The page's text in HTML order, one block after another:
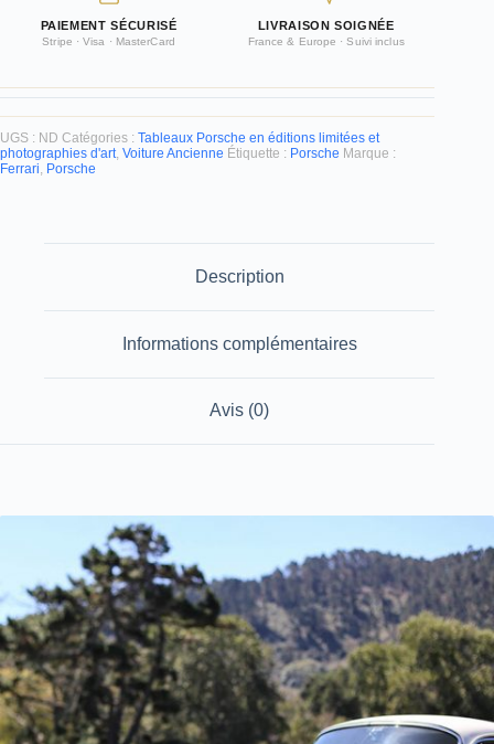
PAIEMENT SÉCURISÉ
Stripe · Visa · MasterCard
LIVRAISON SOIGNÉE
France & Europe · Suivi inclus
UGS : ND Catégories : Tableaux Porsche en éditions limitées et
photographies d'art, Voiture Ancienne Étiquette : Porsche Marque :
Ferrari, Porsche
Description
Informations complémentaires
Avis (0)